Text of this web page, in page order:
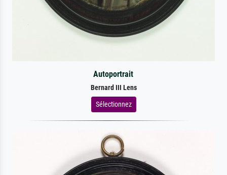
Autoportrait
Bernard III Lens
Sélectionnez